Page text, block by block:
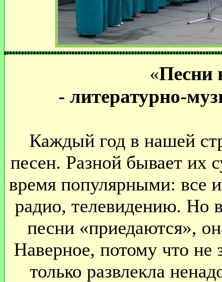
«Песни
- литературно-
Каждый год в нашей
песен. Разной бывает их
время популярными: все
радио, телевидению. Но
песни «приедаются»,
Наверное, потому что не
только развлекла